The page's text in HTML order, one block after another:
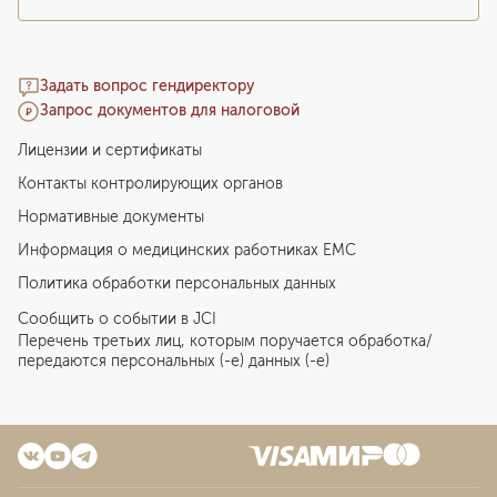
Задать вопрос гендиректору
Запрос документов для налоговой
Лицензии и сертификаты
Контакты контролирующих органов
Нормативные документы
Информация о медицинских работниках EMC
Политика обработки персональных данных
Сообщить о событии в JCI
Перечень третьих лиц, которым поручается обработка/
передаются персональных (-е) данных (-е)